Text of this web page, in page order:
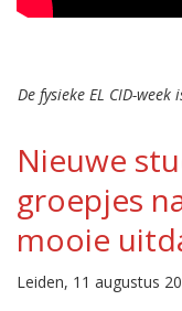
De fysieke EL CID-
Nieuwe
groepjes
mooie
Leiden, 11 augustus